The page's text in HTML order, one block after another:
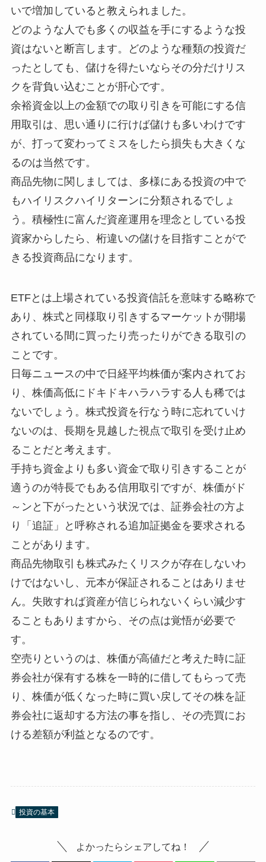
いで増加していると教えられました。
どのような人でも多くの収益を手にするような投
資はないと断言します。どのような種類の投資だ
ったとしても、儲けを得たいならその分だけリス
クを背負い込むことが肝心です。
余裕資金以上の金額での取り引きを可能にする信
用取引は、思い通りに行けば儲けも多いわけです
が、打って変わってミスをしたら損失も大きくな
るのは当然です。
商品先物に関しましては、多様にある投資の中で
もハイリスクハイリターンに分類されるでしょ
う。積極性に富んだ資産運用を理念としている投
資家からしたら、桁違いの儲けを目指すことがで
きる投資商品になります。
ETFとは上場されている投資信託を意味する略称で
あり、株式と同様取り引きするマーケットが開場
されている間に買ったり売ったりができる取引の
ことです。
日毎ニュースの中で日経平均株価が案内されてお
り、株価高低にドキドキハラハラする人も稀では
ないでしょう。株式投資を行なう時に忘れていけ
ないのは、長期を見越した視点で取引を受け止め
ることだと考えます。
手持ち資金よりも多い資金で取り引きすることが
適うのが特長でもある信用取引ですが、株価がド
～ンと下がったという状況では、証券会社の方よ
り「追証」と呼称される追加証拠金を要求される
ことがあります。
商品先物取引も株式みたくリスクが存在しないわ
けではないし、元本が保証されることはありませ
ん。失敗すれば資産が信じられないくらい減少す
ることもありますから、その点は覚悟が必要で
す。
空売りというのは、株価が高値だと考えた時に証
券会社が保有する株を一時的に借してもらって売
り、株価が低くなった時に買い戻してその株を証
券会社に返却する方法の事を指し、その売買にお
ける差額が利益となるのです。
投資の基本
よかったらシェアしてね！